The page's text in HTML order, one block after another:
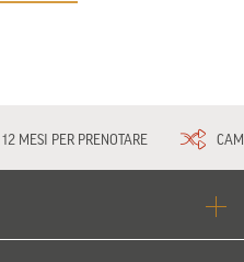
12 MESI PER PRENOTARE